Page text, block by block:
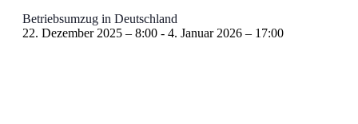
Betriebsumzug in Deutschland
22. Dezember 2025 – 8:00- 4. Januar 2026 – 17:00